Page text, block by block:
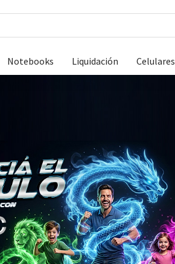
Notebooks Liquidación Celulares